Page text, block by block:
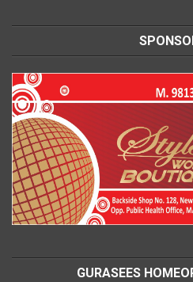
GURASEES